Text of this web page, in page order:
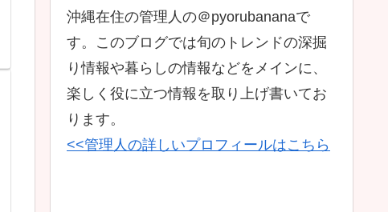
沖縄在住の管理人の＠pyorubananaで
す。このブログでは旬のトレンドの深掘
り情報や暮らしの情報などをメインに、
楽しく役に立つ情報を取り上げ書いてお
ります。
<<管理人の詳しいプロフィールはこちら